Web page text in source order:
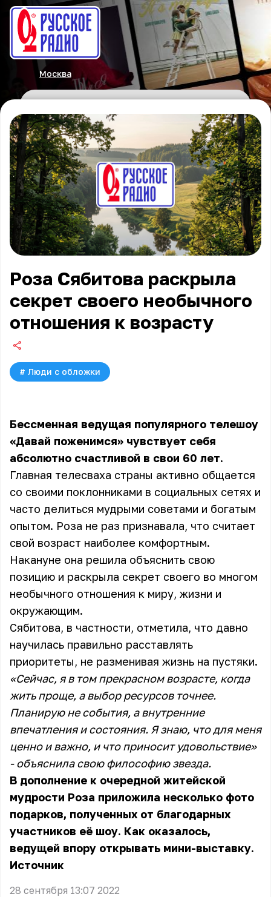
Москва
Роза Сябитова раскрыла
секрет своего необычного
отношения к возрасту
# Люди с обложки
Бессменная ведущая популярного телешоу
«Давай поженимся» чувствует себя
абсолютно счастливой в свои 60 лет.
Главная телесваха страны активно общается
со своими поклонниками в социальных сетях и
часто делиться мудрыми советами и богатым
опытом. Роза не раз признавала, что считает
свой возраст наиболее комфортным.
Накануне она решила объяснить свою
позицию и раскрыла секрет своего во многом
необычного отношения к миру, жизни и
окружающим.
Сябитова, в частности, отметила, что давно
научилась правильно расставлять
приоритеты, не разменивая жизнь на пустяки.
«Сейчас, я в том прекрасном возрасте, когда
жить проще, а выбор ресурсов точнее.
Планирую не события, а внутренние
впечатления и состояния. Я знаю, что для меня
ценно и важно, и что приносит удовольствие»
- объяснила свою философию звезда.
В дополнение к очередной житейской
мудрости Роза приложила несколько фото
подарков, полученных от благодарных
участников её шоу. Как оказалось,
ведущей впору открывать мини-выставку.
Источник
28 сентября 13:07 2022